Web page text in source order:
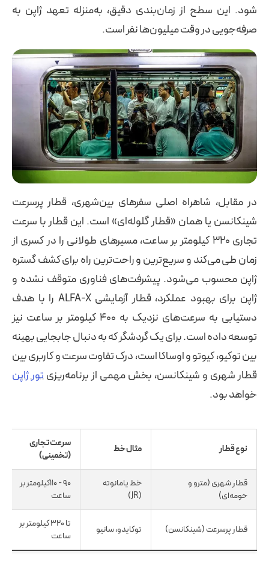
شود. این سطح از زمان‌بندی دقیق، به‌منزله تعهد ژاپن به
صرفه‌جویی در وقت میلیون‌ها نفر است.
در مقابل، شاهراه اصلی سفرهای بین‌شهری، قطار پرسرعت
شینکانسن یا همان «قطار گلوله‌ای» است. این قطار با سرعت
تجاری ۳۲۰ کیلومتر بر ساعت، مسیرهای طولانی را در کسری از
زمان طی می‌کند و سریع‌ترین و راحت‌ترین راه برای کشف گستره
ژاپن محسوب می‌شود. پیشرفت‌های فناوری متوقف نشده و
ژاپن برای بهبود عملکرد، قطار آزمایشی ALFA-X را با هدف
دستیابی به سرعت‌های نزدیک به ۴۰۰ کیلومتر بر ساعت نیز
توسعه داده است. برای یک گردشگر که به دنبال جابجایی بهینه
بین توکیو، کیوتو و اوساکا است، درک تفاوت سرعت و کاربری بین
قطار شهری و شینکانسن، بخش مهمی از برنامه‌ریزیتور ژاپن
خواهد بود.
نوع قطار مثال خط
سرعت تجاری
(تخمینی)
قطار شهری (مترو و
حومه‌ای)
خط یامانوته
(JR)
۹۰ - ۱۱۰کیلومتر بر
ساعت
قطار پرسرعت (شینکانسن) توکایدو، سانیو
تا ۳۲۰ کیلومتر بر
ساعت